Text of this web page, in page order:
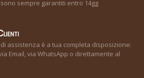
sempre garantiti entro 14gg
assistenza è a tua completa disposizione:
Email, via WhatsApp o direttamente al